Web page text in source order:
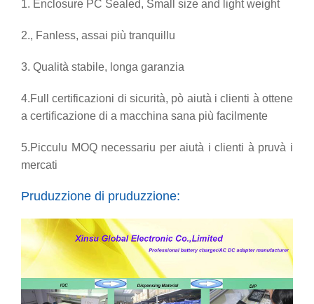
1. Enclosure PC Sealed, Small size and light weight
2., Fanless, assai più tranquillu
3. Qualità stabile, longa garanzia
4.Full certificazioni di sicurità, pò aiutà i clienti à ottene
a certificazione di a macchina sana più facilmente
5.Picculu MOQ necessariu per aiutà i clienti à pruvà i
mercati
Pruduzzione di pruduzzione: